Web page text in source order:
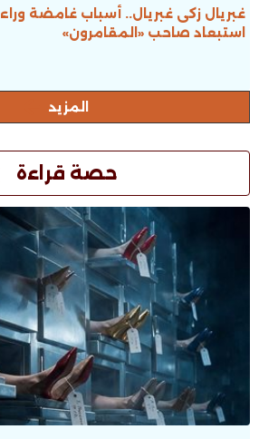
غبريال زكى غبريال.. أسباب غامضة وراء
استبعاد صاحب «المقامرون»
المزيد
حصة قراءة